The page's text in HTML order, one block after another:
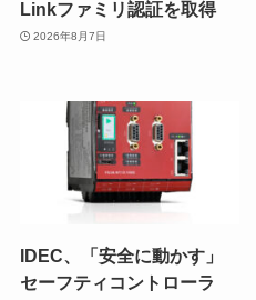
Linkファミリ認証を取得
2026年8月7日
IDEC、「安全に動かす」
セーフティコントローラ